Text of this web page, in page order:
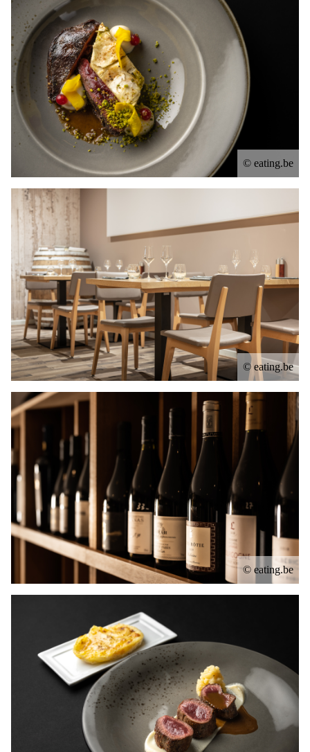
© eating.be
© eating.be
© eating.be